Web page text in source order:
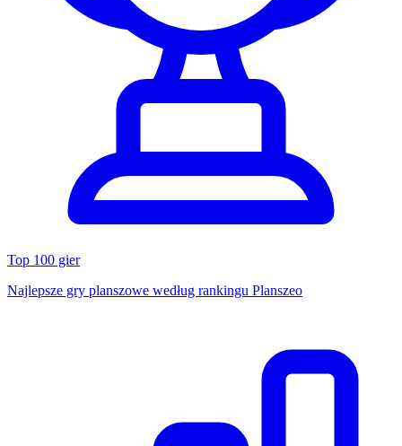
Top 100 gier
Najlepsze gry planszowe według rankingu Planszeo